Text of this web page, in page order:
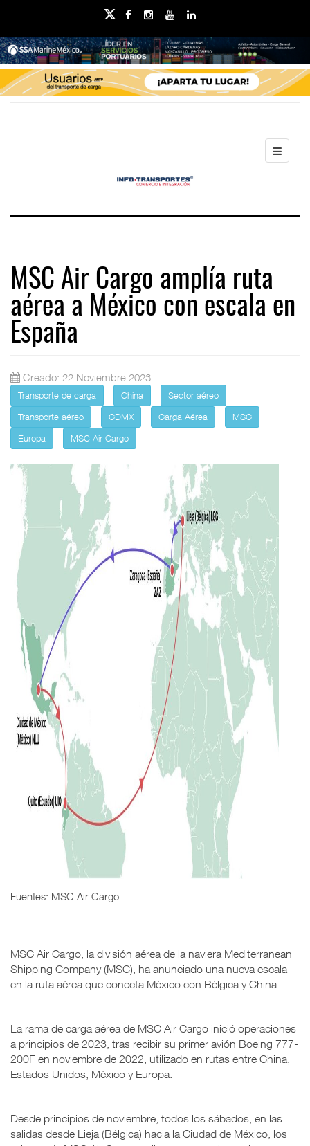
MSC Air Cargo amplía ruta
aérea a México con escala en
España
Creado: 22 Noviembre 2023
Transporte de carga China
Sector aéreo
Transporte aéreo
CDMX Carga Aérea
MSC
Europa
MSC Air Cargo
Fuentes: MSC Air Cargo
MSC Air Cargo, la división aérea de la naviera Mediterranean
Shipping Company (MSC), ha anunciado una nueva escala
en la ruta aérea que conecta México con Bélgica y China.
La rama de carga aérea de MSC Air Cargo inició operaciones
a principios de 2023, tras recibir su primer avión Boeing 777-
200F en noviembre de 2022, utilizado en rutas entre China,
Estados Unidos, México y Europa.
Desde principios de noviembre, todos los sábados, en las
salidas desde Lieja (Bélgica) hacia la Ciudad de México, los